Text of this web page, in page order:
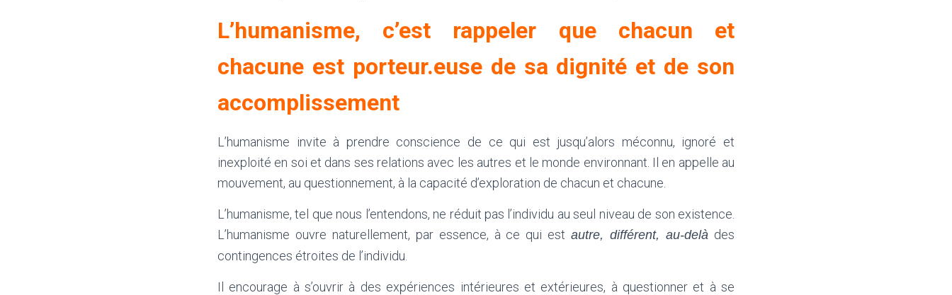
L’humanisme, c’est rappeler que chacun et
chacune est porteur.euse de sa dignité et de son
accomplissement
L’humanisme invite à prendre conscience de ce qui est jusqu’alors méconnu, ignoré et
inexploité en soi et dans ses relations avec les autres et le monde environnant. Il en appelle au
mouvement, au questionnement, à la capacité d’exploration de chacun et chacune.
L’humanisme, tel que nous l’entendons, ne réduit pas l’individu au seul niveau de son existence.
L’humanisme ouvre naturellement, par essence, à ce qui estautre, différent, au-delà des
contingences étroites de l’individu.
Il encourage à s’ouvrir à des expériences intérieures et extérieures, à questionner et à se